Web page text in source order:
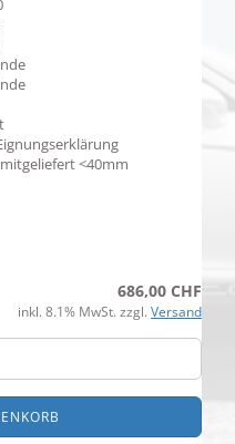
<40mm
686,00 CHF
inkl. 8.1% MwSt. zzgl. Versand